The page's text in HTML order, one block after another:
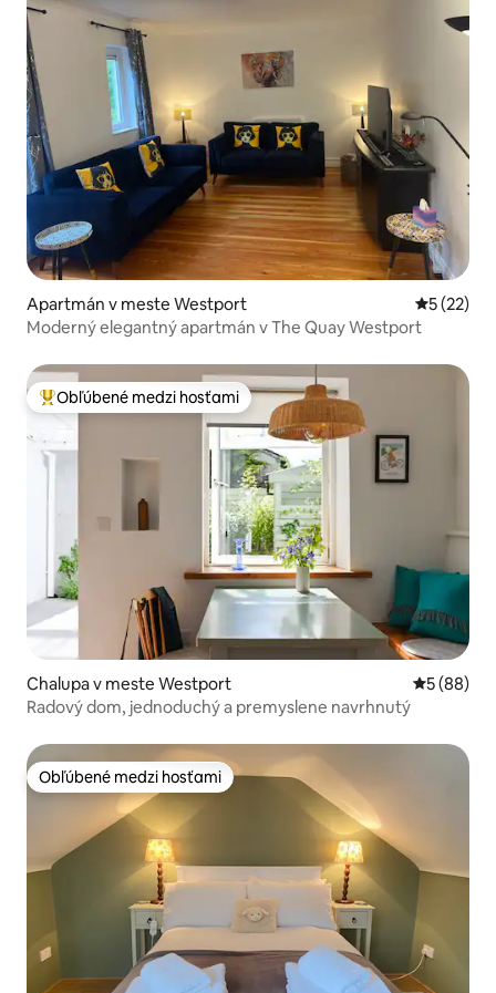
Apartmán v meste Westport
5 (22)
Moderný elegantný apartmán v The Quay Westport
Najobľúbenejšie medzi hosťami
Obľúbené medzi hosťami
Chalupa v meste Westport
5 (88)
Radový dom, jednoduchý a premyslene navrhnutý
Obľúbené medzi hosťami
Obľúbené medzi hosťami